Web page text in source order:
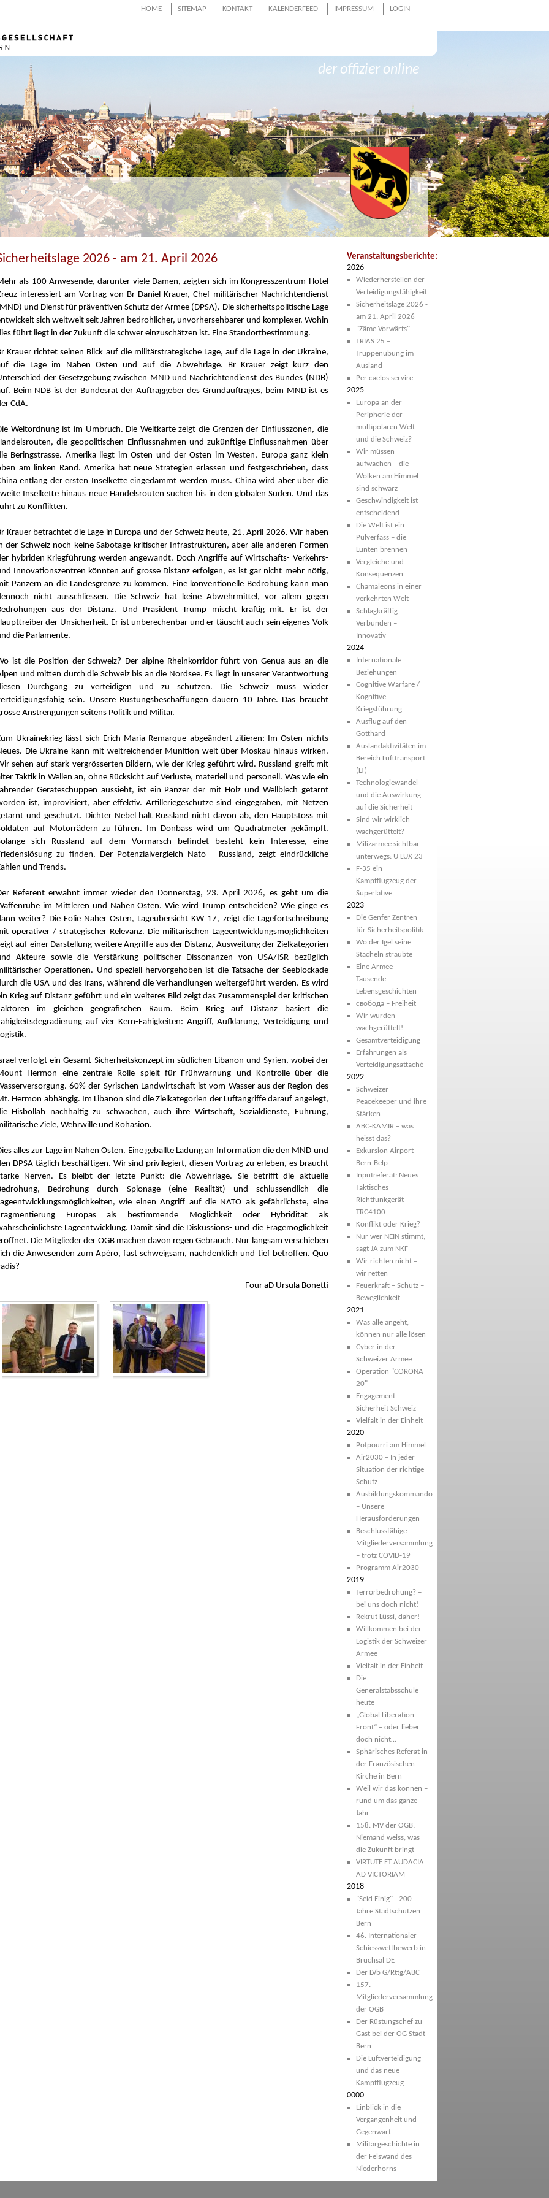
HOME SITEMAP KONTAKT KALENDERFEED IMPRESSUM LOGIN
der offizier online
2026 - am 21. April 2026
als 100 Anwesende, darunter viele Damen, zeigten sich im Kongresszentrum Hotel
interessiert am Vortrag von Br Daniel Krauer, Chef militärischer Nachrichtendienst
und Dienst für präventiven Schutz der Armee (DPSA). Die sicherheitspolitische Lage
sich weltweit seit Jahren bedrohlicher, unvorhersehbarer und komplexer. Wohin
führt liegt in der Zukunft die schwer einzuschätzen ist. Eine Standortbestimmung.
Krauer richtet seinen Blick auf die militärstrategische Lage, auf die Lage in der Ukraine,
die Lage im Nahen Osten und auf die Abwehrlage. Br Krauer zeigt kurz den
der Gesetzgebung zwischen MND und Nachrichtendienst des Bundes (NDB)
Beim NDB ist der Bundesrat der Auftraggeber des Grundauftrages, beim MND ist es
CdA.
Weltordnung ist im Umbruch. Die Weltkarte zeigt die Grenzen der Einflusszonen, die
die geopolitischen Einflussnahmen und zukünftige Einflussnahmen über
Beringstrasse. Amerika liegt im Osten und der Osten im Westen, Europa ganz klein
am linken Rand. Amerika hat neue Strategien erlassen und festgeschrieben, dass
entlang der ersten Inselkette eingedämmt werden muss. China wird aber über die
Inselkette hinaus neue Handelsrouten suchen bis in den globalen Süden. Und das
zu Konflikten.
Krauer betrachtet die Lage in Europa und der Schweiz heute, 21. April 2026. Wir haben
der Schweiz noch keine Sabotage kritischer Infrastrukturen, aber alle anderen Formen
hybriden Kriegführung werden angewandt. Doch Angriffe auf Wirtschafts- Verkehrs-
Innovationszentren könnten auf grosse Distanz erfolgen, es ist gar nicht mehr nötig,
Panzern an die Landesgrenze zu kommen. Eine konventionelle Bedrohung kann man
nicht ausschliessen. Die Schweiz hat keine Abwehrmittel, vor allem gegen
aus der Distanz. Und Präsident Trump mischt kräftig mit. Er ist der
der Unsicherheit. Er ist unberechenbar und er täuscht auch sein eigenes Volk
die Parlamente.
ist die Position der Schweiz? Der alpine Rheinkorridor führt von Genua aus an die
und mitten durch die Schweiz bis an die Nordsee. Es liegt in unserer Verantwortung
Durchgang zu verteidigen und zu schützen. Die Schweiz muss wieder
sein. Unsere Rüstungsbeschaffungen dauern 10 Jahre. Das braucht
Anstrengungen seitens Politik und Militär.
Ukrainekrieg lässt sich Erich Maria Remarque abgeändert zitieren: Im Osten nichts
Die Ukraine kann mit weitreichender Munition weit über Moskau hinaus wirken.
sehen auf stark vergrösserten Bildern, wie der Krieg geführt wird. Russland greift mit
Taktik in Wellen an, ohne Rücksicht auf Verluste, materiell und personell. Was wie ein
Geräteschuppen aussieht, ist ein Panzer der mit Holz und Wellblech getarnt
ist, improvisiert, aber effektiv. Artilleriegeschütze sind eingegraben, mit Netzen
und geschützt. Dichter Nebel hält Russland nicht davon ab, den Hauptstoss mit
auf Motorrädern zu führen. Im Donbass wird um Quadratmeter gekämpft.
sich Russland auf dem Vormarsch befindet besteht kein Interesse, eine
zu finden. Der Potenzialvergleich Nato – Russland, zeigt eindrückliche
und Trends.
Referent erwähnt immer wieder den Donnerstag, 23. April 2026, es geht um die
im Mittleren und Nahen Osten. Wie wird Trump entscheiden? Wie ginge es
weiter? Die Folie Naher Osten, Lageübersicht KW 17, zeigt die Lagefortschreibung
operativer / strategischer Relevanz. Die militärischen Lageentwicklungsmöglichkeiten
auf einer Darstellung weitere Angriffe aus der Distanz, Ausweitung der Zielkategorien
Akteure sowie die Verstärkung politischer Dissonanzen von USA/ISR bezüglich
Operationen. Und speziell hervorgehoben ist die Tatsache der Seeblockade
die USA und des Irans, während die Verhandlungen weitergeführt werden. Es wird
Krieg auf Distanz geführt und ein weiteres Bild zeigt das Zusammenspiel der kritischen
im gleichen geografischen Raum. Beim Krieg auf Distanz basiert die
auf vier Kern-Fähigkeiten: Angriff, Aufklärung, Verteidigung und
verfolgt ein Gesamt-Sicherheitskonzept im südlichen Libanon und Syrien, wobei der
Hermon eine zentrale Rolle spielt für Frühwarnung und Kontrolle über die
60% der Syrischen Landwirtschaft ist vom Wasser aus der Region des
Hermon abhängig. Im Libanon sind die Zielkategorien der Luftangriffe darauf angelegt,
Hisbollah nachhaltig zu schwächen, auch ihre Wirtschaft, Sozialdienste, Führung,
Ziele, Wehrwille und Kohäsion.
alles zur Lage im Nahen Osten. Eine geballte Ladung an Information die den MND und
DPSA täglich beschäftigen. Wir sind privilegiert, diesen Vortrag zu erleben, es braucht
Nerven. Es bleibt der letzte Punkt: die Abwehrlage. Sie betrifft die aktuelle
Bedrohung durch Spionage (eine Realität) und schlussendlich die
wie einen Angriff auf die NATO als gefährlichste, eine
Europas als bestimmende Möglichkeit oder Hybridität als
Lageentwicklung. Damit sind die Diskussions- und die Fragemöglichkeit
Die Mitglieder der OGB machen davon regen Gebrauch. Nur langsam verschieben
die Anwesenden zum Apéro, fast schweigsam, nachdenklich und tief betroffen. Quo
Four aD Ursula Bonetti
Veranstaltungsberichte:
2026
Wiederherstellen der
Verteidigungsfähigkeit
Sicherheitslage 2026 -
am 21. April 2026
"Zäme Vorwärts"
TRIAS 25 –
Truppenübung im
Ausland
Per caelos servire
2025
Europa an der
Peripherie der
multipolaren Welt –
und die Schweiz?
Wir müssen
aufwachen – die
Wolken am Himmel
sind schwarz
Geschwindigkeit ist
entscheidend
Die Welt ist ein
Pulverfass – die
Lunten brennen
Vergleiche und
Konsequenzen
Chamäleons in einer
verkehrten Welt
Schlagkräftig –
Verbunden –
Innovativ
2024
Internationale
Beziehungen
Cognitive Warfare /
Kognitive
Kriegsführung
Ausflug auf den
Gotthard
Auslandaktivitäten im
Bereich Lufttransport
(LT)
Technologiewandel
und die Auswirkung
auf die Sicherheit
Sind wir wirklich
wachgerüttelt?
Milizarmee sichtbar
unterwegs: U LUX 23
F-35 ein
Kampfflugzeug der
Superlative
2023
Die Genfer Zentren
für Sicherheitspolitik
Wo der Igel seine
Stacheln sträubte
Eine Armee –
Tausende
Lebensgeschichten
свобода – Freiheit
Wir wurden
wachgerüttelt!
Gesamtverteidigung
Erfahrungen als
Verteidigungsattaché
2022
Schweizer
Peacekeeper und ihre
Stärken
ABC-KAMIR – was
heisst das?
Exkursion Airport
Bern-Belp
Inputreferat: Neues
Taktisches
Richtfunkgerät
TRC4100
Konflikt oder Krieg?
Nur wer NEIN stimmt,
sagt JA zum NKF
Wir richten nicht –
wir retten
Feuerkraft – Schutz –
Beweglichkeit
2021
Was alle angeht,
können nur alle lösen
Cyber in der
Schweizer Armee
Operation "CORONA
20"
Engagement
Sicherheit Schweiz
Vielfalt in der Einheit
2020
Potpourri am Himmel
Air2030 – In jeder
Situation der richtige
Schutz
Ausbildungskommando
– Unsere
Herausforderungen
Beschlussfähige
Mitgliederversammlung
– trotz COVID-19
Programm Air2030
2019
Terrorbedrohung? –
bei uns doch nicht!
Rekrut Lüssi, daher!
Willkommen bei der
Logistik der Schweizer
Armee
Vielfalt in der Einheit
Die
Generalstabsschule
heute
„Global Liberation
Front“ – oder lieber
doch nicht…
Sphärisches Referat in
der Französischen
Kirche in Bern
Weil wir das können –
rund um das ganze
Jahr
158. MV der OGB:
Niemand weiss, was
die Zukunft bringt
VIRTUTE ET AUDACIA
AD VICTORIAM
2018
"Seid Einig" - 200
Jahre Stadtschützen
Bern
46. Internationaler
Schiesswettbewerb in
Bruchsal DE
Der LVb G/Rttg/ABC
157.
Mitgliederversammlung
der OGB
Der Rüstungschef zu
Gast bei der OG Stadt
Bern
Die Luftverteidigung
und das neue
Kampfflugzeug
0000
Einblick in die
Vergangenheit und
Gegenwart
Militärgeschichte in
der Felswand des
Niederhorns